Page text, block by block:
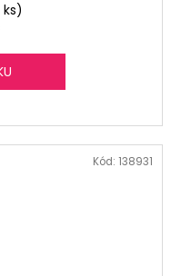
ks)
Kód: 138931